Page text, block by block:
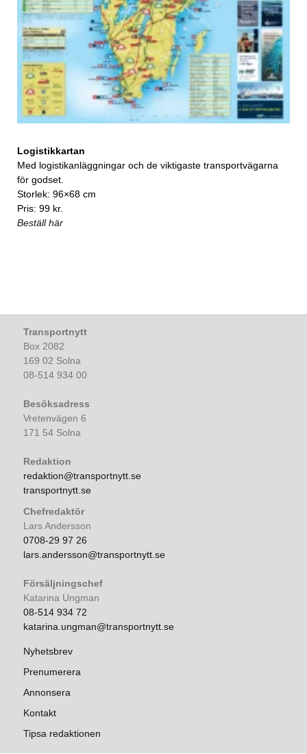
Logistikkartan
Med logistikanläggningar och de viktigaste transportvägarna
för godset.
Storlek: 96×68 cm
Pris: 99 kr.
Beställ här
Transportnytt
Box 2082
169 02 Solna
08-514 934 00
Besöksadress
Vretenvägen 6
171 54 Solna
Redaktion
redaktion@transportnytt.se
transportnytt.se
Chefredaktör
Lars Andersson
0708-29 97 26
lars.andersson@transportnytt.se
Försäljningschef
Katarina Ungman
08-514 934 72
katarina.ungman@transportnytt.se
Nyhetsbrev
Prenumerera
Annonsera
Kontakt
Tipsa redaktionen